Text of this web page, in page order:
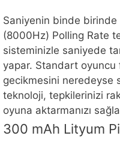
Saniyenin binde
(8000Hz) Polling Rate
sisteminizle saniyede
yapar. Standart oyuncu
gecikmesini neredeyse
teknoloji, tepkilerinizi
oyuna aktarmanızı
300 mAh Lityum